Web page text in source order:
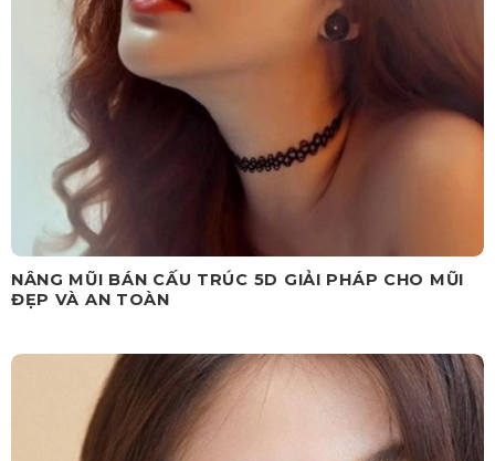
NÂNG MŨI BÁN CẤU TRÚC 5D GIẢI PHÁP CHO MŨI
ĐẸP VÀ AN TOÀN